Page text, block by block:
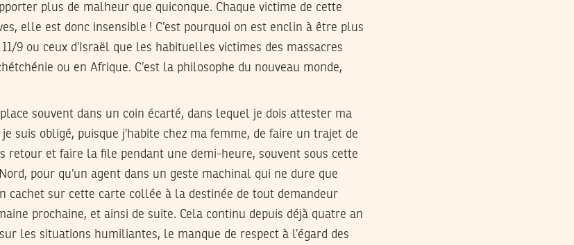
plus de malheur que quiconque. Chaque victime de cette
elle est donc insensible ! C’est pourquoi on est enclin à être plus
9 ou ceux d’Israël que les habituelles victimes des massacres
ou en Afrique. C’est la philosophe du nouveau monde,
souvent dans un coin écarté, dans lequel je dois attester ma
suis obligé, puisque j’habite chez ma femme, de faire un trajet de
retour et faire la file pendant une demi-heure, souvent sous cette
pour qu’un agent dans un geste machinal qui ne dure que
cachet sur cette carte collée à la destinée de tout demandeur
prochaine, et ainsi de suite. Cela continu depuis déjà quatre an
les situations humiliantes, le manque de respect à l’égard des